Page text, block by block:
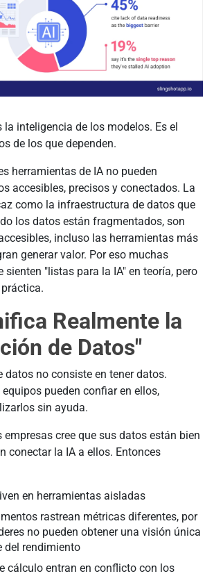
la inteligencia de los modelos. Es el
de los que dependen.
herramientas de IA no pueden
accesibles, precisos y conectados. La
como la infraestructura de datos que
los datos están fragmentados, son
incluso las herramientas más
generar valor. Por eso muchas
sienten "listas para la IA" en teoría, pero
Realmente la
de Datos"
datos no consiste en tener datos.
pueden confiar en ellos,
sin ayuda.
empresas cree que sus datos están bien
conectar la IA a ellos. Entonces
en herramientas aisladas
rastrean métricas diferentes, por
no pueden obtener una visión única
del rendimiento
cálculo entran en conflicto con los